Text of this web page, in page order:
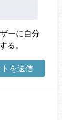
ーに自分
る。